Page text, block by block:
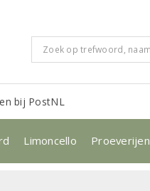
bij PostNL
Limoncello Proeverijen